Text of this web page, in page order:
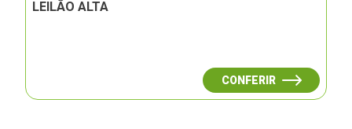
LEILÃO ALTA
CONFERIR